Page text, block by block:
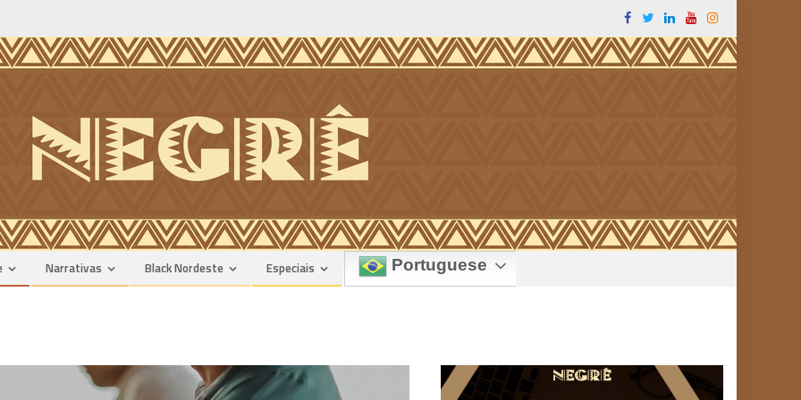
Narrativas Black Nordeste Especiais Portuguese